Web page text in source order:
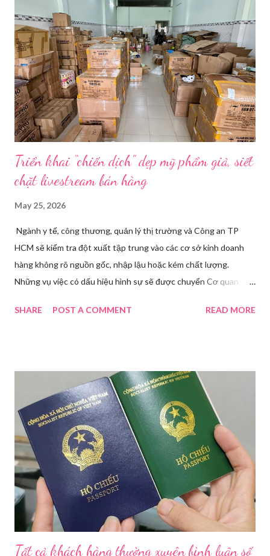
đèn chiếu ngược sáng bật lên. Một chiếc điện thoại được gắn cố
định. Cả ba người vào vị trí. Wu đã chuẩn bị sẵn lời thoại và trao
đổi trước cách diễn đạt với ông và mẹ, thậm chí còn bàn xem
dùng từ nào trong phương ngữ Thượng Hải nghe tự nhiên nhất
trên camera. Ông cô nhăn mặt khi nghe giải thích về Thế vận
hội Mùa đông. “Người già như tụi ông không hiểu mấy cái này...
Triển khai “chiến dịch” dẹp mỹ phẩm giả, siết
chặt livestream bán hàng
May 25, 2026
Ngành y tế, công thương, quản lý thị trường và Công an TP
HCM sẽ kiểm tra đột xuất tập trung vào các cơ sở kinh doanh
hàng không rõ nguồn gốc, nhập lậu hoặc kém chất lượng.
Những vụ việc có dấu hiệu hình sự sẽ được chuyển Cơ quan
Hoài Nam đã ký ban hành Kế hoạch số 4316/KH-SYT về việc
trạng kinh doanh mỹ phẩm thật - giả lẫn lộn. Để chấn chỉnh, Sở Y
tế TP HCM sẽ phối hợp với các sở, ngành và chính quyền địa
phương tăng cường kiểm tra, giám sát. Đợt này, Phòng Nghiệp
vụ Dược sẽ tham mưu Giám đốc Sở Y tế thành lập Tổ công tác
về mỹ phẩm. Cơ quan Cảnh sát điều tra Công an TP HCM vừa
triệt phá đường dây sản xuất, buôn bán mỹ phẩm giả quy mô
lớn, hoạt động tinh vi ngay giữa khu dân cư ở phường Tân Tạo.
Bên cạnh đó, Sở Y tế sẽ công khai danh ...
SHARE POST A COMMENT READ MORE
Tất cả khách hàng thường xuyên bình luận số